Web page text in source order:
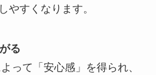
やすくなります。
る
て「安心感」を得られ、